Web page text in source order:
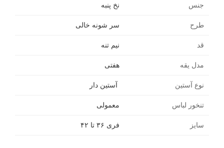
جنس نخ پنبه
طرح سر شونه خالی
قد نیم تنه
مدل یقه هفتی
نوع آستین آستین دار
تنخور لباس معمولی
سایز فری ۳۶ تا ۴۲